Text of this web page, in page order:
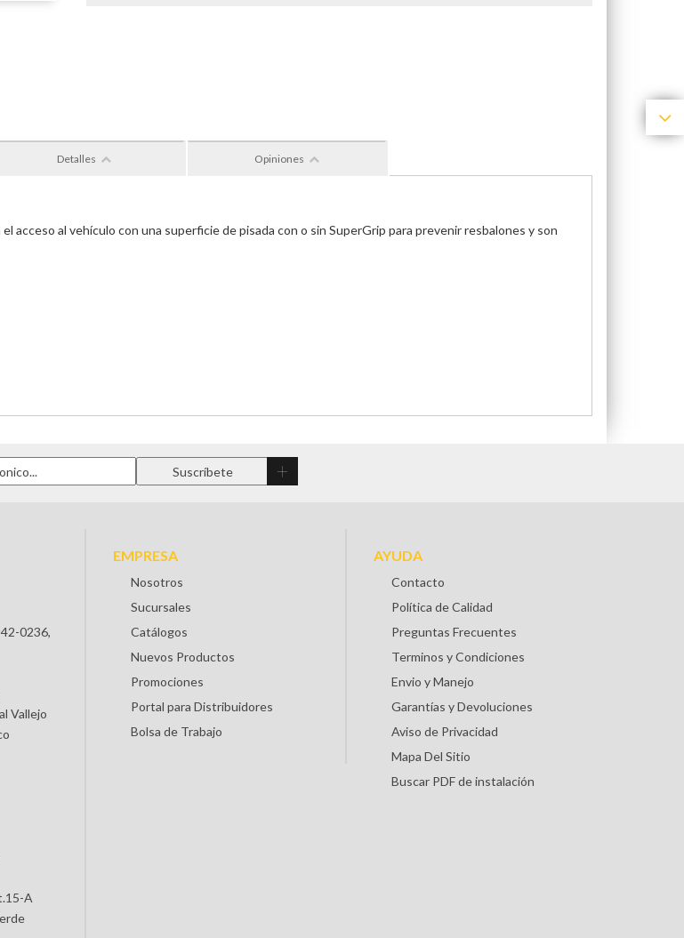
Detalles Opiniones
al vehículo con una superficie de pisada con o sin SuperGrip para prevenir resbalones y son
0236,
Vallejo
A
EMPRESA
Nosotros
Sucursales
Catálogos
Nuevos Productos
Promociones
Portal para Distribuidores
Bolsa de Trabajo
AYUDA
Contacto
Política de Calidad
Preguntas Frecuentes
Terminos y Condiciones
Envio y Manejo
Garantías y Devoluciones
Aviso de Privacidad
Mapa Del Sitio
Buscar PDF de instalación